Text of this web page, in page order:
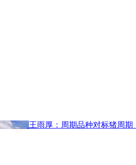
王雨厚：周期品种对标猪周期